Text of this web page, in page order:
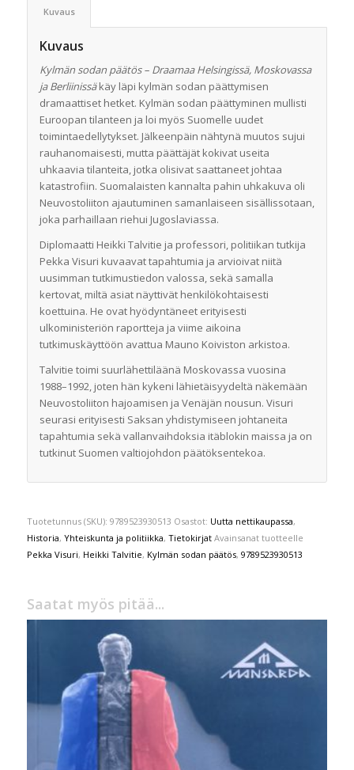
Kuvaus
Kuvaus
Kylmän sodan päätös – Draamaa Helsingissä, Moskovassa
ja Berliinissäkäy läpi kylmän sodan päättymisen
dramaattiset hetket. Kylmän sodan päättyminen mullisti
Euroopan tilanteen ja loi myös Suomelle uudet
toimintaedellytykset. Jälkeenpäin nähtynä muutos sujui
rauhanomaisesti, mutta päättäjät kokivat useita
uhkaavia tilanteita, jotka olisivat saattaneet johtaa
katastrofiin. Suomalaisten kannalta pahin uhkakuva oli
Neuvostoliiton ajautuminen samanlaiseen sisällissotaan,
joka parhaillaan riehui Jugoslaviassa.
Diplomaatti Heikki Talvitie ja professori, politiikan tutkija
Pekka Visuri kuvaavat tapahtumia ja arvioivat niitä
uusimman tutkimustiedon valossa, sekä samalla
kertovat, miltä asiat näyttivät henkilökohtaisesti
koettuina. He ovat hyödyntäneet erityisesti
ulkoministeriön raportteja ja viime aikoina
tutkimuskäyttöön avattua Mauno Koiviston arkistoa.
Talvitie toimi suurlähettiläänä Moskovassa vuosina
1988–1992, joten hän kykeni lähietäisyydeltä näkemään
Neuvostoliiton hajoamisen ja Venäjän nousun. Visuri
seurasi erityisesti Saksan yhdistymiseen johtaneita
tapahtumia sekä vallanvaihdoksia itäblokin maissa ja on
tutkinut Suomen valtiojohdon päätöksentekoa.
Tuotetunnus (SKU): 9789523930513 Osastot: Uutta nettikaupassa,
Historia, Yhteiskunta ja politiikka, Tietokirjat Avainsanat tuotteelle
Pekka Visuri, Heikki Talvitie, Kylmän sodan päätös, 9789523930513
Saatat myös pitää...